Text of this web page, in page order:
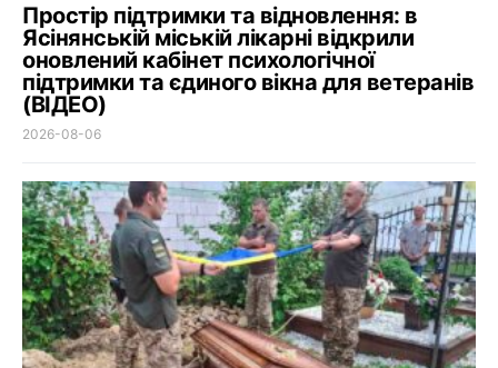
Простір підтримки та відновлення: в
Ясінянській міській лікарні відкрили
оновлений кабінет психологічної
підтримки та єдиного вікна для ветеранів
(ВІДЕО)
2026-08-06